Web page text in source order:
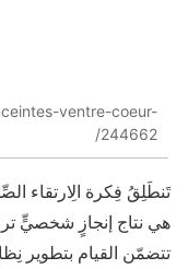
ventre-coeur-
244662/
تَنطَلِقُ فِكرة الِارتقاء
هي نتاج إنجازٍ شخصيٍّ
تتضمّن القيام بتطوير